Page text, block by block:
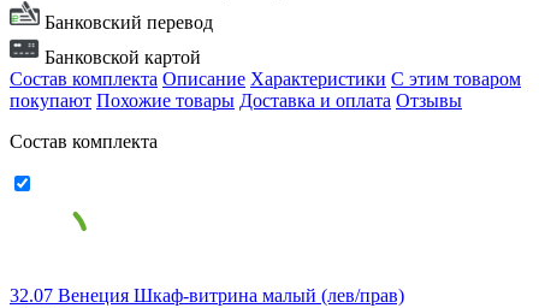
Банковский перевод
Банковской картой
Состав комплекта Описание Характеристики С этим товаром
покупают Похожие товары Доставка и оплата Отзывы
Состав комплекта
32.07 Венеция Шкаф-витрина малый (лев/прав)